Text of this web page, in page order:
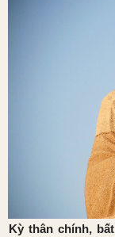
Kỳ thân chính,